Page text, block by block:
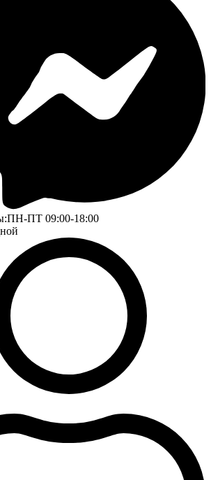
ПН-ПТ 09:00-18:00